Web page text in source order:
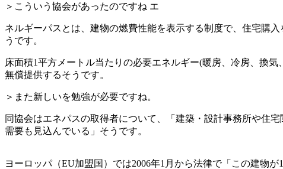
＞こういう協会があったのですね エ
ネルギーパスとは、建物の燃費性能を表示する制度で、住宅購
うです。
床面積1平方メートル当たりの必要エネルギー(暖房、冷房、換
無償提供するそうです。
＞また新しいを勉強が必要ですね。
同協会はエネパスの取得者について、「建築・設計事務所や住
需要も見込んでいる」そうです。
ヨーロッパ（EU加盟国）では2006年1月から法律で「この建物